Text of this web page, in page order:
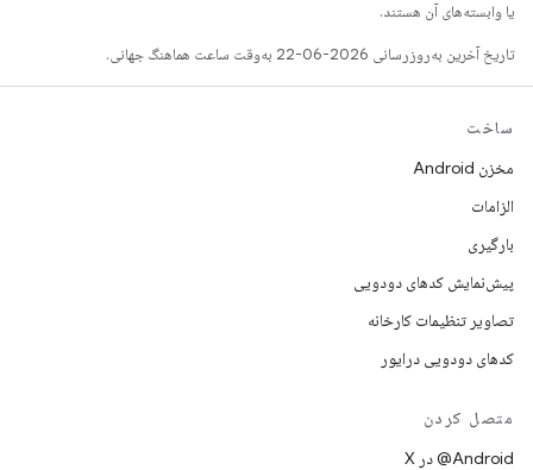
یا وابسته‌های آن هستند.
تاریخ آخرین به‌روزرسانی 2026-06-22 به‌وقت ساعت هماهنگ جهانی.
ساخت
مخزن Android
الزامات
بارگیری
پیش‌نمایش کدهای دودویی
تصاویر تنظیمات کارخانه
کدهای دودویی درایور
متصل کردن
‫‎@Android در X